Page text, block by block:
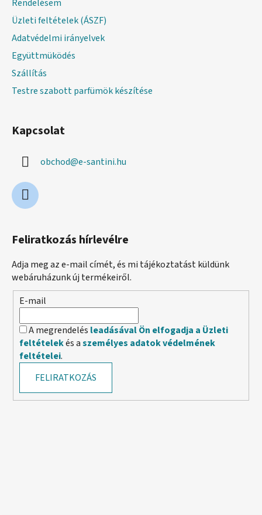
Rendelésem
Üzleti feltételek (ÁSZF)
Adatvédelmi irányelvek
Együttmüködés
Szállítás
Testre szabott parfümök készítése
Kapcsolat
obchod@e-santini.hu
Feliratkozás hírlevélre
Adja meg az e-mail címét, és mi tájékoztatást küldünk
webáruházunk új termékeiről.
E-mail
A megrendelés leadásával Ön elfogadja a Üzleti
feltételekés aszemélyes adatok védelmének
feltételei.
FELIRATKOZÁS